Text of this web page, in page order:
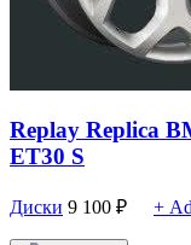
Replay Replica
ET30 S
Диски 9 100 ₽ +